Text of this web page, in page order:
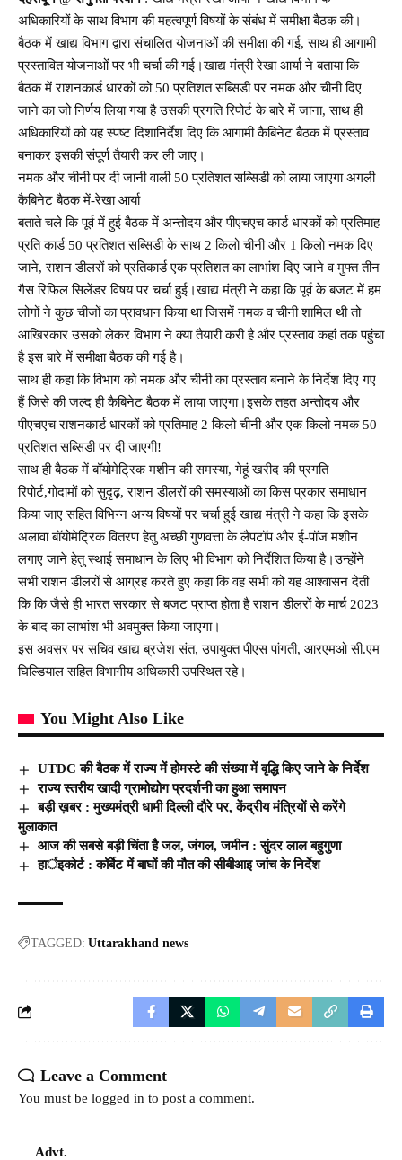
अधिकारियों के साथ विभाग की महत्वपूर्ण विषयों के संबंध में समीक्षा बैठक की।
बैठक में खाद्य विभाग द्वारा संचालित योजनाओं की समीक्षा की गई, साथ ही आगामी
प्रस्तावित योजनाओं पर भी चर्चा की गई।खाद्य मंत्री रेखा आर्या ने बताया कि
बैठक में राशनकार्ड धारकों को 50 प्रतिशत सब्सिडी पर नमक और चीनी दिए
जाने का जो निर्णय लिया गया है उसकी प्रगति रिपोर्ट के बारे में जाना, साथ ही
अधिकारियों को यह स्पष्ट दिशानिर्देश दिए कि आगामी कैबिनेट बैठक में प्रस्ताव
बनाकर इसकी संपूर्ण तैयारी कर ली जाए।
नमक और चीनी पर दी जानी वाली 50 प्रतिशत सब्सिडी को लाया जाएगा अगली
कैबिनेट बैठक में-रेखा आर्या
बताते चले कि पूर्व में हुई बैठक में अन्तोदय और पीएचएच कार्ड धारकों को प्रतिमाह
प्रति कार्ड 50 प्रतिशत सब्सिडी के साथ 2 किलो चीनी और 1 किलो नमक दिए
जाने, राशन डीलरों को प्रतिकार्ड एक प्रतिशत का लाभांश दिए जाने व मुफ्त तीन
गैस रिफिल सिलेंडर विषय पर चर्चा हुई।खाद्य मंत्री ने कहा कि पूर्व के बजट में हम
लोगों ने कुछ चीजों का प्रावधान किया था जिसमें नमक व चीनी शामिल थी तो
आखिरकार उसको लेकर विभाग ने क्या तैयारी करी है और प्रस्ताव कहां तक पहुंचा
है इस बारे में समीक्षा बैठक की गई है।
साथ ही कहा कि विभाग को नमक और चीनी का प्रस्ताव बनाने के निर्देश दिए गए
हैं जिसे की जल्द ही कैबिनेट बैठक में लाया जाएगा।इसके तहत अन्तोदय और
पीएचएच राशनकार्ड धारकों को प्रतिमाह 2 किलो चीनी और एक किलो नमक 50
प्रतिशत सब्सिडी पर दी जाएगी!
साथ ही बैठक में बॉयोमेट्रिक मशीन की समस्या, गेहूं खरीद की प्रगति
रिपोर्ट,गोदामों को सुदृढ़, राशन डीलरों की समस्याओं का किस प्रकार समाधान
किया जाए सहित विभिन्न अन्य विषयों पर चर्चा हुई खाद्य मंत्री ने कहा कि इसके
अलावा बॉयोमेट्रिक वितरण हेतु अच्छी गुणवत्ता के लैपटॉप और ई-पॉज मशीन
लगाए जाने हेतु स्थाई समाधान के लिए भी विभाग को निर्देशित किया है।उन्होंने
सभी राशन डीलरों से आग्रह करते हुए कहा कि वह सभी को यह आश्वासन देती
कि कि जैसे ही भारत सरकार से बजट प्राप्त होता है राशन डीलरों के मार्च 2023
के बाद का लाभांश भी अवमुक्त किया जाएगा।
इस अवसर पर सचिव खाद्य ब्रजेश संत, उपायुक्त पीएस पांगती, आरएमओ सी.एम
घिल्डियाल सहित विभागीय अधिकारी उपस्थित रहे।
You Might Also Like
UTDC की बैठक में राज्य में होमस्टे की संख्या में वृद्धि किए जाने के निर्देश
राज्य स्तरीय खादी ग्रामोद्योग प्रदर्शनी का हुआ समापन
बड़ी ख़बर : मुख्यमंत्री धामी दिल्ली दौरे पर, केंद्रीय मंत्रियों से करेंगे
मुलाकात
आज की सबसे बड़ी चिंता है जल, जंगल, जमीन : सुंदर लाल बहुगुणा
हार्इकोर्ट : कॉर्बेट में बाघों की मौत की सीबीआइ जांच के निर्देश
TAGGED: Uttarakhand news
Leave a Comment
You must be logged in to post a comment.
Advt.